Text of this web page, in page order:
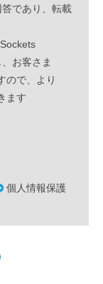
であり、転載
お客さま
ので、より
ます
個人情報保護